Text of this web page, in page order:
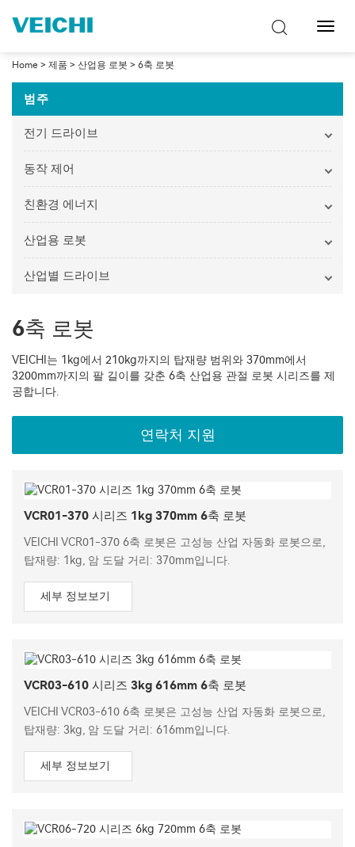
탐
Home > 제품 > 산업용 로봇 > 6축 로봇
범주
전기 드라이브
동작 제어
친환경 에너지
산업용 로봇
산업별 드라이브
6축 로봇
VEICHI는 1kg에서 210kg까지의 탑재량 범위와 370mm에서
3200mm까지의 팔 길이를 갖춘 6축 산업용 관절 로봇 시리즈를 제
공합니다.
연락처 지원
VCR01-370 시리즈 1kg 370mm 6축 로봇
VEICHI VCR01-370 6축 로봇은 고성능 산업 자동화 로봇으로,
탑재량: 1kg, 암 도달 거리: 370mm입니다.
세부 정보보기
VCR03-610 시리즈 3kg 616mm 6축 로봇
VEICHI VCR03-610 6축 로봇은 고성능 산업 자동화 로봇으로,
탑재량: 3kg, 암 도달 거리: 616mm입니다.
세부 정보보기